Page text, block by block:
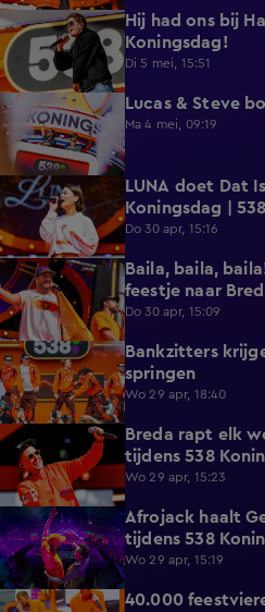
6:06
Hij had ons bij
Koningsdag!
Di 5 mei, 15:51
20:00 Lucas & Steve
Ma 4 mei, 09:19
3:21
LUNA doet Dat
Koningsdag |
Do 30 apr, 15:16
11:57
Baila, baila,
feestje naar
Do 30 apr, 15:09
10:15
Bankzitters
springen
Wo 29 apr, 18:40
19:33
Breda rapt elk
tijdens 538
Wo 29 apr, 15:23
7:06
Afrojack haalt
tijdens 538
Wo 29 apr, 15:19
8:07
40.000